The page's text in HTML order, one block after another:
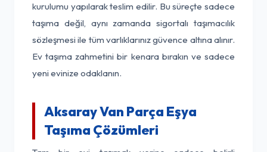
kurulumu yapılarak teslim edilir. Bu süreçte sadece
taşıma değil, aynı zamanda sigortalı taşımacılık
sözleşmesi ile tüm varlıklarınız güvence altına alınır.
Ev taşıma zahmetini bir kenara bırakın ve sadece
yeni evinize odaklanın.
Aksaray Van Parça Eşya
Taşıma Çözümleri